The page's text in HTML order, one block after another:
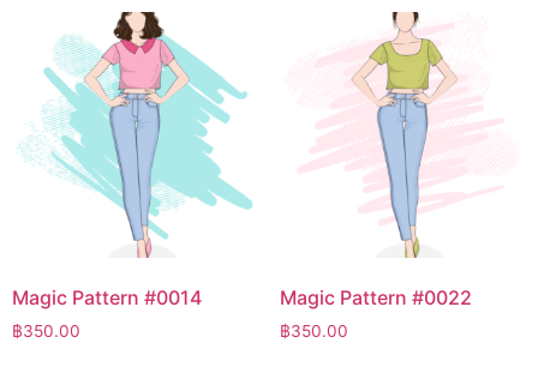
Magic Pattern #0014
฿350.00
Magic Pattern #0022
฿350.00